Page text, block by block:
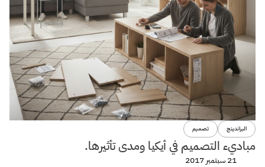
البراندينج تصميم
مباديء التصميم في أيكيا ومدى تأثيرها.
21 سبتمبر 2017